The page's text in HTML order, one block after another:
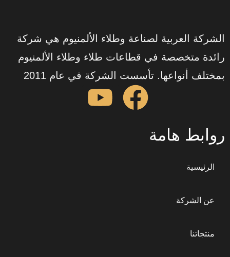
الشركة العربية لصناعة وطلاء الألمنيوم هي شركة
رائدة متخصصة في قطاعات طلاء وطلاء الألمنيوم
بمختلف أنواعها. تأسست الشركة في عام 2011
روابط هامة
الرئيسية
عن الشركة
منتجاتنا